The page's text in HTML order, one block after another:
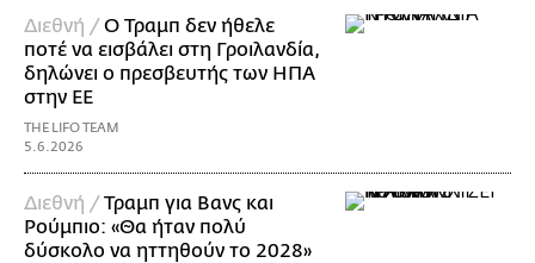
Διεθνή /Ο Τραμπ δεν ήθελε
ποτέ να εισβάλει στη Γροιλανδία,
δηλώνει ο πρεσβευτής των ΗΠΑ
στην ΕΕ
THE LIFO TEAM
5.6.2026
Διεθνή /Τραμπ για Βανς και
Ρούμπιο: «Θα ήταν πολύ
δύσκολο να ηττηθούν το 2028»